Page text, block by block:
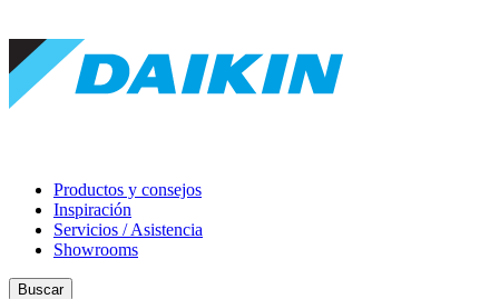
Productos y consejos
Inspiración
Servicios / Asistencia
Showrooms
Buscar